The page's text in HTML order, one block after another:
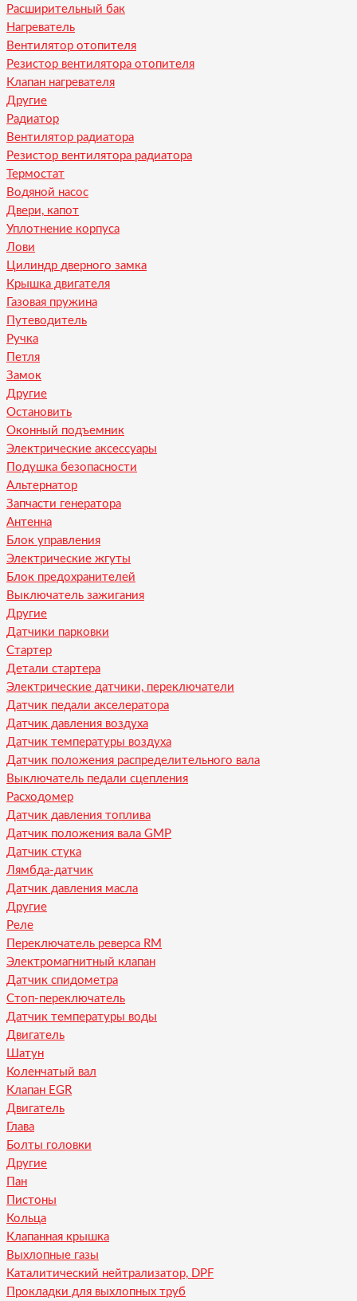
Расширительный бак
Нагреватель
Вентилятор отопителя
Резистор вентилятора отопителя
Клапан нагревателя
Другие
Радиатор
Вентилятор радиатора
Резистор вентилятора радиатора
Термостат
Водяной насос
Двери, капот
Уплотнение корпуса
Лови
Цилиндр дверного замка
Крышка двигателя
Газовая пружина
Путеводитель
Ручка
Петля
Замок
Другие
Остановить
Оконный подъемник
Электрические аксессуары
Подушка безопасности
Альтернатор
Запчасти генератора
Антенна
Блок управления
Электрические жгуты
Блок предохранителей
Выключатель зажигания
Другие
Датчики парковки
Стартер
Детали стартера
Электрические датчики, переключатели
Датчик педали акселератора
Датчик давления воздуха
Датчик температуры воздуха
Датчик положения распределительного вала
Выключатель педали сцепления
Расходомер
Датчик давления топлива
Датчик положения вала GMP
Датчик стука
Лямбда-датчик
Датчик давления масла
Другие
Реле
Переключатель реверса RM
Электромагнитный клапан
Датчик спидометра
Стоп-переключатель
Датчик температуры воды
Двигатель
Шатун
Коленчатый вал
Клапан EGR
Двигатель
Глава
Болты головки
Другие
Пан
Пистоны
Кольца
Клапанная крышка
Выхлопные газы
Каталитический нейтрализатор, DPF
Прокладки для выхлопных труб